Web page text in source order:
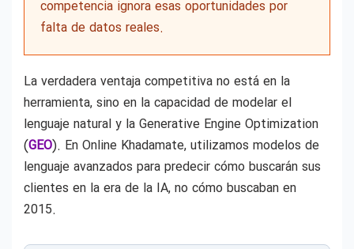
competencia ignora esas oportunidades por
falta de datos reales.
La verdadera ventaja competitiva no está en la
herramienta, sino en la capacidad de modelar el
lenguaje natural y la Generative Engine Optimization
(GEO). En Online Khadamate, utilizamos modelos de
lenguaje avanzados para predecir cómo buscarán sus
clientes en la era de la IA, no cómo buscaban en
2015.